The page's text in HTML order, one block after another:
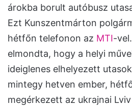
árokba borult autóbusz
Ezt Kunszentmárton
hétfőn telefonon az MTI-
elmondta, hogy a helyi
ideiglenes elhelyezett
mintegy hetven ember,
megérkezett az ukrajnai